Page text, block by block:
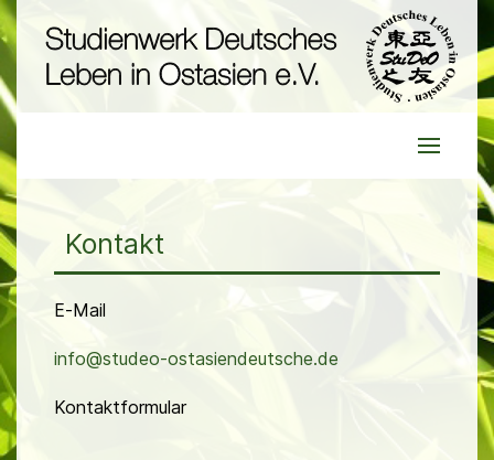
Kontakt
E-Mail
info@studeo-ostasiendeutsche.de
Kontaktformular